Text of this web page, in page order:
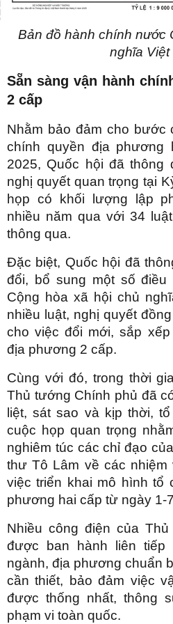
Bản đồ hành chính nước
nghĩa Việt
Sẵn sàng vận hành
2 cấp
Nhằm bảo đảm cho bước
chính quyền địa phương
2025, Quốc hội đã thông
nghị quyết quan trọng tại
họp có khối lượng lập
nhiều năm qua với 34
thông qua.
Đặc biệt, Quốc hội đã
đổi, bổ sung một số
Cộng hòa xã hội chủ
nhiều luật, nghị quyết
cho việc đổi mới, sắp
địa phương 2 cấp.
Cùng với đó, trong thời
Thủ tướng Chính phủ đã
liệt, sát sao và kịp thời,
cuộc họp quan trọng
nghiêm túc các chỉ đạo
thư Tô Lâm về các nhiệm
việc triển khai mô hình tổ
phương hai cấp từ ngày 1-
Nhiều công điện của
được ban hành liên
ngành, địa phương chuẩn
cần thiết, bảo đảm việc
được thống nhất, thông
phạm vi toàn quốc.